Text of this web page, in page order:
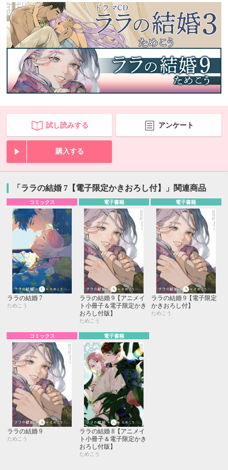
試し読みする アンケート
購入する
「ララの結婚 7【電子限定かきおろし付】」関連商品
コミックス
ララの結婚 7
ためこう
電子書籍
ララの結婚 9【アニメイ
ト小冊子＆電子限定かき
おろし付版】
ためこう
電子書籍
ララの結婚 9【電子限定
かきおろし付】
ためこう
コミックス
ララの結婚 9
ためこう
電子書籍
ララの結婚 8【アニメイ
ト小冊子＆電子限定かき
おろし付版】
ためこう